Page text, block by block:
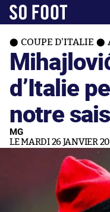
COUPE D'ITALIE
d’Italie
notre
MG
LE MARDI 26 JANVIER